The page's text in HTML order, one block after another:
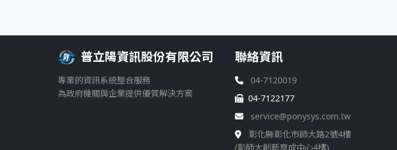
普立陽資訊股份有限公司
專業的資訊系統整合服務
為政府機關與企業提供優質解決方案
聯絡資訊
04-7120019
04-7122177
service@ponysys.com.tw
彰化縣彰化市師大路2號4樓
(彰師大創新育成中心4樓)